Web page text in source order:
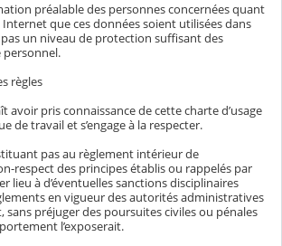
préalable des personnes concernées quant
que ces données soient utilisées dans
un niveau de protection suffisant des
personnel.
règles
avoir pris connaissance de cette charte d’usage
de travail et s’engage à la respecter.
pas au règlement intérieur de
respect des principes établis ou rappelés par
lieu à d’éventuelles sanctions disciplinaires
en vigueur des autorités administratives
sans préjuger des poursuites civiles ou pénales
l’exposerait.